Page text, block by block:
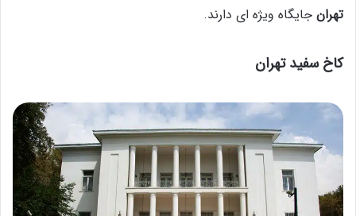
تهران جایگاه ویژه ای دارند.
کاخ سفید تهران